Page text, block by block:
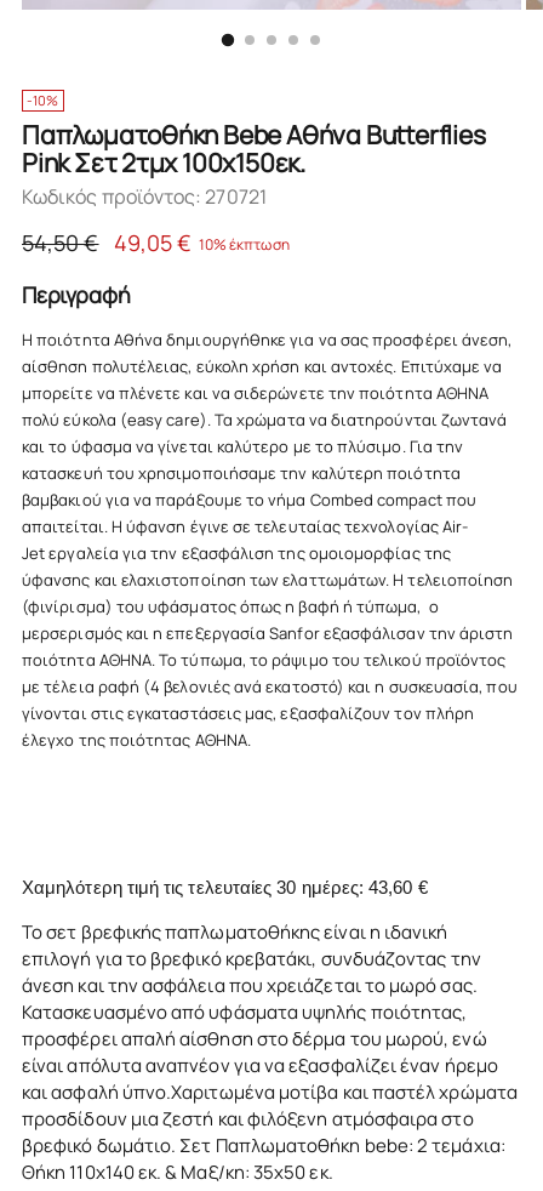
-10%
Παπλωματοθήκη Bebe Aθήνα Butterflies
Pink Σετ 2τμχ 100x150εκ.
Κωδικός προϊόντος: 270721
Κανονική
54,50 € 49,05 € 10% έκπτωση
Περιγραφή
Η ποιότητα Αθήνα δημιουργήθηκε για να σας προσφέρει άνεση,
αίσθηση πολυτέλειας, εύκολη χρήση και αντοχές. Επιτύχαμε να
μπορείτε να πλένετε και να σιδερώνετε την ποιότητα ΑΘΗΝΑ
πολύ εύκολα (easycare). Τα χρώματα να διατηρούνται ζωντανά
και τo ύφασμα να γίνεται καλύτερο με το πλύσιμο. Για την
κατασκευή του χρησιμοποιήσαμε την καλύτερη ποιότητα
βαμβακιού για να παράξουμε το νήμα Combed compactπου
απαιτείται. Η ύφανση έγινε σε τελευταίας τεχνολογίαςAir-
Jetεργαλεία για την εξασφάλιση της ομοιομορφίας της
ύφανσης και ελαχιστοποίηση των ελαττωμάτων. Η τελειοποίηση
(φινίρισμα) του υφάσματος όπως η βαφή ή τύπωμα, ο
μερσερισμός και η επεξεργασίαSanforεξασφάλισαν την άριστη
ποιότητα ΑΘΗΝΑ. Το τύπωμα, το ράψιμο του τελικού προϊόντος
με τέλεια ραφή (4 βελονιές ανά εκατοστό) και η συσκευασία, που
γίνονται στις εγκαταστάσεις μας, εξασφαλίζουν τον πλήρη
έλεγχο της ποιότητας ΑΘΗΝΑ.
Χαμηλότερη τιμή τις τελευταίες 30 ημέρες:43,60 €
Το σετ βρεφικής παπλωματοθήκης είναι η ιδανική
επιλογή για το βρεφικό κρεβατάκι, συνδυάζοντας την
άνεση και την ασφάλεια που χρειάζεται το μωρό σας.
Κατασκευασμένο από υφάσματα υψηλής ποιότητας,
προσφέρει απαλή αίσθηση στο δέρμα του μωρού, ενώ
είναι απόλυτα αναπνέον για να εξασφαλίζει έναν ήρεμο
και ασφαλή ύπνο.Χαριτωμένα μοτίβα και παστέλ χρώματα
προσδίδουν μια ζεστή και φιλόξενη ατμόσφαιρα στο
βρεφικό δωμάτιο. Σετ Παπλωματοθήκη bebe: 2 τεμάχια:
Θήκη 110x140 εκ. & Μαξ/κη: 35x50 εκ.